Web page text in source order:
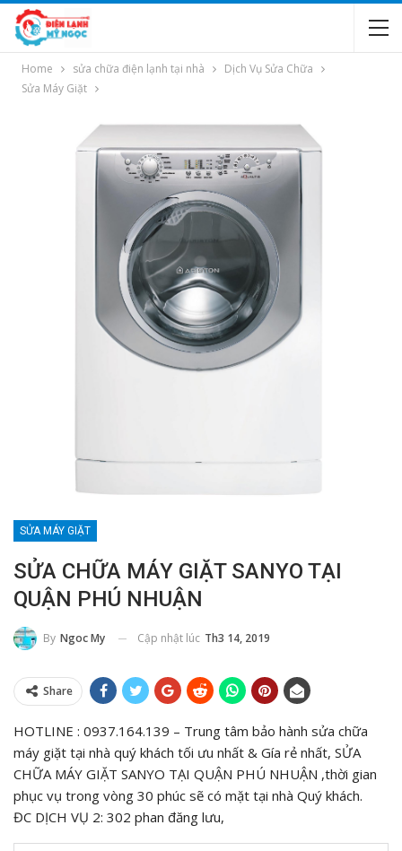
Home sửa chữa điện lạnh tại nhà
Dịch Vụ Sửa Chữa
Sửa Máy Giặt
SỬA MÁY GIẶT
SỬA CHỮA MÁY GIẶT SANYO TẠI
QUẬN PHÚ NHUẬN
By Ngoc My Cập nhật lúc Th3 14, 2019
Share
HOTLINE : 0937.164.139 – Trung tâm bảo hành sửa chữa
máy giặt tại nhà quý khách tối ưu nhất & Gía rẻ nhất, SỬA
CHỮA MÁY GIẶT SANYO TẠI QUẬN PHÚ NHUẬN ,thời gian
phục vụ trong vòng 30 phúc sẽ có mặt tại nhà Quý khách.
ĐC DỊCH VỤ 2: 302 phan đăng lưu,